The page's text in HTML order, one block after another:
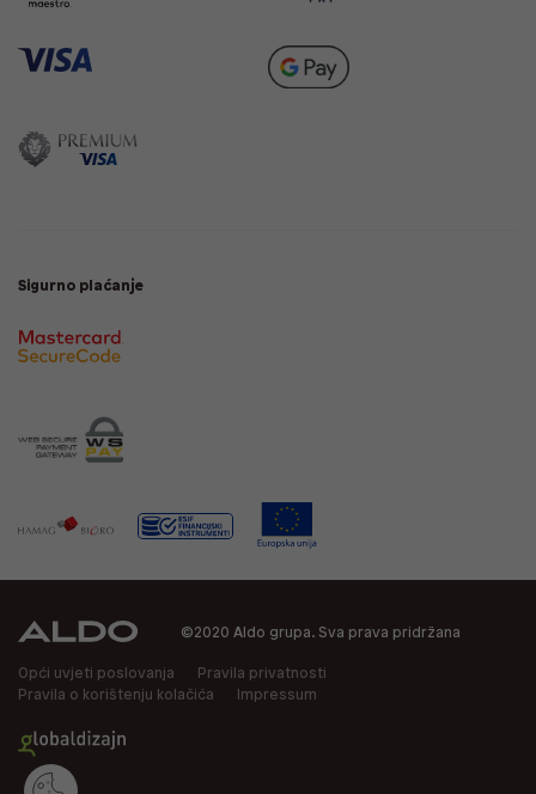
Sigurno plaćanje
©2020 Aldo grupa. Sva prava pridržana
Opći uvjeti poslovanja
Pravila privatnosti
Pravila o korištenju kolačića
Impressum